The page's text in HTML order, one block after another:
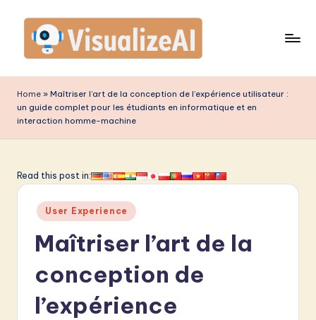
content
is
u
a
z
A
Home » Maîtriser l’art de la conception de l’expérience utilisateur :
un guide complet pour les étudiants en informatique et en
interaction homme-machine
Read this post in:
Posted
in
User Experience
Maîtriser l’art de la
conception de
l’expérience